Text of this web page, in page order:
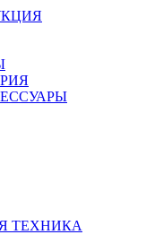
ТЕХНИКА